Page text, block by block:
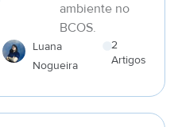
ambiente no
BCOS.
Luana
Nogueira
2
Artigos